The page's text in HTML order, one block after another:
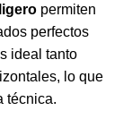
permiten
perfectos
ideal tanto
lo que
técnica.